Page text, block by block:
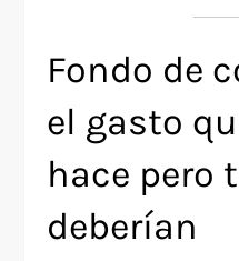
Fondo de
el gasto
hace pero
deberían